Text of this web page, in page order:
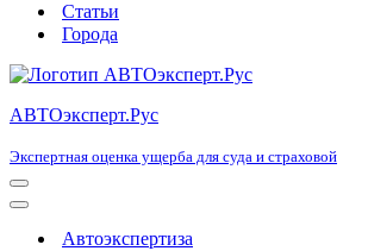
Статьи
Города
АВТОэксперт.Рус
Экспертная оценка ущерба для суда и страховой
Меню
навигации
Меню
навигацииАвтоэкспертиза